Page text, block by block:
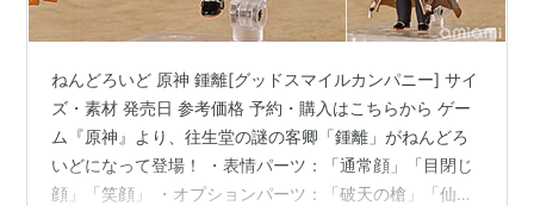
ねんどろいど 原神 鍾離[グッドスマイルカンパニー] サイ
ズ・素材 発売日 参考価格 予約・購入はこちらから ゲー
ム『原神』より、往生堂の謎の客卿「鍾離」がねんどろ
いどになって登場！ ・表情パーツ：「通常顔」「目閉じ
顔」「笑顔」 ・オプションパーツ：「破天の槍」「仙祖